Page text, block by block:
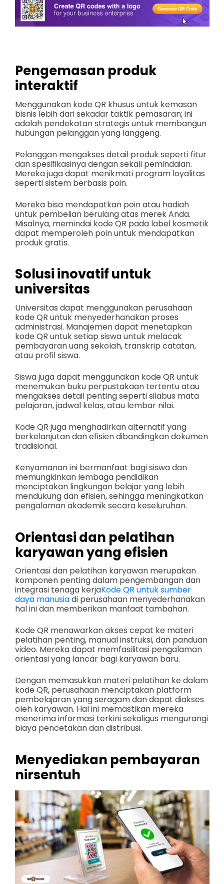
Pengemasan produk
interaktif
Menggunakan kode QR khusus untuk kemasan
bisnis lebih dari sekadar taktik pemasaran; ini
adalah pendekatan strategis untuk membangun
hubungan pelanggan yang langgeng.
Pelanggan mengakses detail produk seperti fitur
dan spesifikasinya dengan sekali pemindaian.
Mereka juga dapat menikmati program loyalitas
seperti sistem berbasis poin.
Mereka bisa mendapatkan poin atau hadiah
untuk pembelian berulang atas merek Anda.
Misalnya, memindai kode QR pada label kosmetik
dapat memperoleh poin untuk mendapatkan
produk gratis.
Solusi inovatif untuk
universitas
Universitas dapat menggunakan perusahaan
kode QR untuk menyederhanakan proses
administrasi. Manajemen dapat menetapkan
kode QR untuk setiap siswa untuk melacak
pembayaran uang sekolah, transkrip catatan,
atau profil siswa.
Siswa juga dapat menggunakan kode QR untuk
menemukan buku perpustakaan tertentu atau
mengakses detail penting seperti silabus mata
pelajaran, jadwal kelas, atau lembar nilai.
Kode QR juga menghadirkan alternatif yang
berkelanjutan dan efisien dibandingkan dokumen
tradisional.
Kenyamanan ini bermanfaat bagi siswa dan
memungkinkan lembaga pendidikan
menciptakan lingkungan belajar yang lebih
mendukung dan efisien, sehingga meningkatkan
pengalaman akademik secara keseluruhan.
Orientasi dan pelatihan
karyawan yang efisien
Orientasi dan pelatihan karyawan merupakan
komponen penting dalam pengembangan dan
integrasi tenaga kerjaKode QR untuk sumber
daya manusiadi perusahaan menyederhanakan
hal ini dan memberikan manfaat tambahan.
Kode QR menawarkan akses cepat ke materi
pelatihan penting, manual instruksi, dan panduan
video. Mereka dapat memfasilitasi pengalaman
orientasi yang lancar bagi karyawan baru.
Dengan memasukkan materi pelatihan ke dalam
kode QR, perusahaan menciptakan platform
pembelajaran yang seragam dan dapat diakses
oleh karyawan. Hal ini memastikan mereka
menerima informasi terkini sekaligus mengurangi
biaya pencetakan dan distribusi.
Menyediakan pembayaran
nirsentuh